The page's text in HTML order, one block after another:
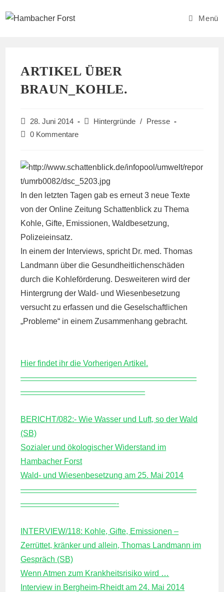
Inhalt
Menü
ARTIKEL ÜBER
BRAUN_KOHLE.
Beitrag
veröffentlicht:
28. Juni 2014
Beitrags-
Hintergründe /
Presse
Beitrags-
0 Kommentare
In den letzten Tagen gab es erneut 3 neue Texte
von der Online Zeitung Schattenblick zu Thema
Kohle, Gifte, Emissionen, Waldbesetzung,
Polizeieinsatz.
In einem der Interviews, spricht Dr. med. Thomas
Landmann über die Gesundheitlichenschäden
durch die Kohleförderung. Desweiteren wird der
Hintergrung der Wald- und Wiesenbesetzung
versucht zu erfassen und die Geselschaftlichen
„Probleme“ in einem Zusammenhang gebracht.
Hier findet ihr die Vorherigen Artikel.
——————————————————————
———————————————–
BERICHT/082:- Wie Wasser und Luft, so der Wald
(SB)
Sozialer und ökologischer Widerstand im
Hambacher Forst
Wald- und Wiesenbesetzung am 25. Mai 2014
——————————————————————
————————————-
INTERVIEW/118: Kohle, Gifte, Emissionen –
Zerrüttet, kränker und allein, Thomas Landmann im
Gespräch (SB)
Wenn Atmen zum Krankheitsrisiko wird …
Interview in Bergheim-Rheidt am 24. Mai 2014